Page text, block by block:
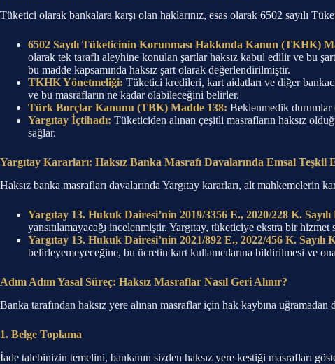
Tüketici olarak bankalara karşı olan haklarınız, esas olarak 6502 sayılı
6502 Sayılı Tüketicinin Korunması Hakkında Kanun (TKHK)
olarak tek taraflı aleyhine konulan şartlar haksız kabul edilir ve bu
bu madde kapsamında haksız şart olarak değerlendirilmiştir.
TKHK Yönetmeliği: Tüketici kredileri, kart aidatları ve diğer
ve bu masrafların ne kadar olabileceğini belirler.
Türk Borçlar Kanunu (TBK) Madde 138: Beklenmedik durumlar
Yargıtay İçtihadı: Tüketiciden alınan çeşitli masrafların haksız
sağlar.
Yargıtay Kararları: Haksız Banka Masrafı Davalarında Emsal Teşkil
Haksız banka masrafları davalarında Yargıtay kararları, alt mahkemelerin
Yargıtay 13. Hukuk Dairesi’nin 2019/3356 E., 2020/228 K.
yansıtılamayacağı incelenmiştir. Yargıtay, tüketiciye ekstra bir
Yargıtay 13. Hukuk Dairesi’nin 2021/892 E., 2022/456 K. Sayılı
belirleyemeyeceğine, bu ücretin kart kullanıcılarına bildirilmesi ve
Adım Adım Yasal Süreç: Haksız Masraflar Nasıl Geri Alınır?
Banka tarafından haksız yere alınan masraflar için hak kaybına
1. Belge Toplama
İade talebinizin temelini, bankanın sizden haksız yere kestiği masrafları